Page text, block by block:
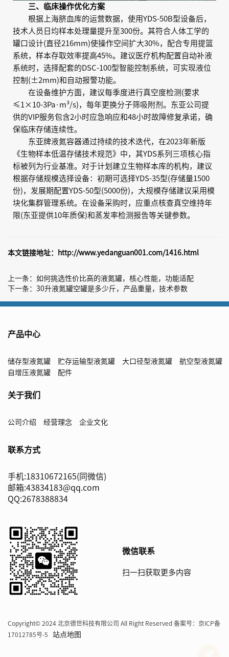
三、临床操作优化方案
根据上海脐血库的运营数据，使用YDS-50B型设备后，
技术人员日均样本处理量提升至300份。其符合人体工学的
罐口设计(直径216mm)使操作空间扩大30%，配合专用提篮
系统，样本存取效率提高45%。建议医疗机构配置自动补液
系统时，选择配套的DSC-100型智能控制系统，可实现液位
控制(±2mm)和自动报警功能。
在设备维护方面，建议每季度进行真空度检测(要求
≤1×10-3Pa·m³/s)，每年更换分子筛吸附剂。东亚公司提
供的VIP服务包含2小时应急响应和48小时故障修复承诺，确
保临床存储连续性。
东亚牌液氮容器通过持续的技术迭代，在2023年新版
《生物样本低温存储技术规范》中，其YDS系列三项核心指
标被列为行业基准。对于计划建立生物样本库的机构，建议
根据存储规模选择设备：初期可选择YDS-35型(存储量1500
份)，发展期配置YDS-50型(5000份)，大规模存储建议采用模
块化集群管理系统。在设备采购时，应重点核查真空维持年
限(东亚提供10年质保)和蒸发率检测报告等关键参数。
本文链接地址： http://www.yedanguan001.com/1416.html
上一条： 如何挑选性价比高的液氮罐，核心性能，功能适配
下一条： 30升液氮罐空罐是多少斤，产品重量，技术参数
产品中心
储存型液氮罐 贮存运输型液氮罐 大口径型液氮罐
航空型液氮罐
自增压液氮罐
配件
关于我们
公司介绍 经营理念 企业文化
联系方式
手机:18310672165(同微信)
邮箱:43834183@qq.com
QQ:2678388834
微信联系
扫一扫获取更多内容
Copyright© 2024 北京德世科技有限公司 All Right Reserved 备案号： 京ICP备
17012785号-5
站点地图